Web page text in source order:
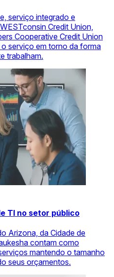
serviço integrado e
Credit Union,
Cooperative Credit Union
serviço em torno da forma
trabalham.
TI no setor público
Arizona, da Cidade de
contam como
mantendo o tamanho
seus orçamentos.